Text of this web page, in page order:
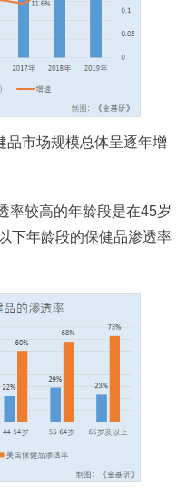
品市场规模总体呈逐年增
率较高的年龄段是在45岁
下年龄段的保健品渗透率